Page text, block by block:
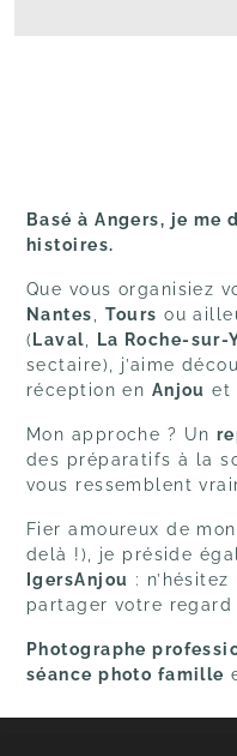
Basé à Angers, je me
histoires.
Que vous organisiez
Nantes
Tours ou
(Laval La Roche-sur-
sectaire), j’aime
réception en Anjou et
Mon approche ? Un
des préparatifs à la
vous ressemblent
Fier amoureux de
delà !), je préside
IgersAnjou :
partager votre
Photographe
séance photo famille